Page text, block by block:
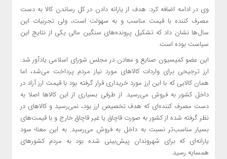
وی در ادامه اضافه کرد: هدف از یارانه دادن در کل رساندن کالا به دست
مصرف کننده با قیمت مناسب و به سهولت است، ولی تجربیات این
سال‌ها نشان داد که تشکیل پرونده‌های سنگین مالی یکی از نتایج این
سیاست بوده است.
این عضو کمیسیون صنایع و معادن در مجلس شورای اسلامی یادآور شد:
ارز ترجیحی برای واردات کالاهای مورد نیاز مردم پرداخت می‌شد، اما
همان کالایی که با این ارز مورد خریداری قرار گرفته بود با قیمت ارز آزاد در
داخل کشور به فروش می‌رسید. از طرفی بسیاری از این کالاها اصلا به
دست مصرف کننده‌ای که هدف تخصیص ارز بود، نمی‌رسید و کالاهای در
نظر گرفته شده از کشور به صورت قاچاق یا غیر قاچاق خارج و با قیمت‌های
بسیار مناسب‌تر نسبت به داخل به فروش می‌رسید. به این معنا؛ سود
یارانه‌ای که برای شهروندان پیش‌بینی شده بود به مردم کشورهای
همسایه رسید.